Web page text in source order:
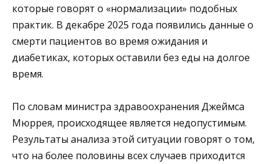
которые говорят о «нормализации» подобных
практик. В декабре 2025 года появились данные о
смерти пациентов во время ожидания и
диабетиках, которых оставили без еды на долгое
время.
По словам министра здравоохранения Джеймса
Мюррея, происходящее является недопустимым.
Результаты анализа этой ситуации говорят о том,
что на более половины всех случаев приходится